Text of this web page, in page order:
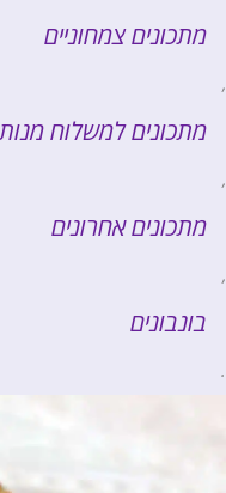
מתכונים צמחוניים
,
מתכונים למשלוח
,
מתכונים אחרונים
,
בונבונים
.